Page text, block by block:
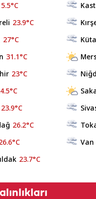
23.9°C
27°C
31.1°C
23°C
23.9°C
26.2°C
Van
23.7°C